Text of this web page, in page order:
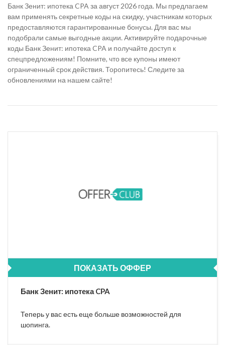
Банк Зенит: ипотека CPA за август 2026 года. Мы предлагаем
вам применять секретные коды на скидку, участникам которых
предоставляются гарантированные бонусы. Для вас мы
подобрали самые выгодные акции. Активируйте подарочные
коды Банк Зенит: ипотека CPA и получайте доступ к
спецпредложениям! Помните, что все купоны имеют
ограниченный срок действия. Торопитесь! Следите за
обновлениями на нашем сайте!
ПОКАЗАТЬ ОФФЕР
Банк Зенит: ипотека CPA
Теперь у вас есть еще больше возможностей для
шопинга.